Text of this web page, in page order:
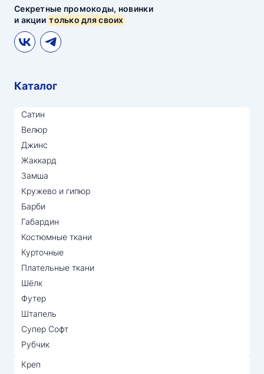
Секретные промокоды, новинки
и акциитолько для своих
Каталог
Сатин
Велюр
Джинс
Жаккард
Замша
Кружево и гипюр
Барби
Габардин
Костюмные ткани
Курточные
Плательные ткани
Шёлк
Футер
Штапель
Супер Софт
Рубчик
Креп